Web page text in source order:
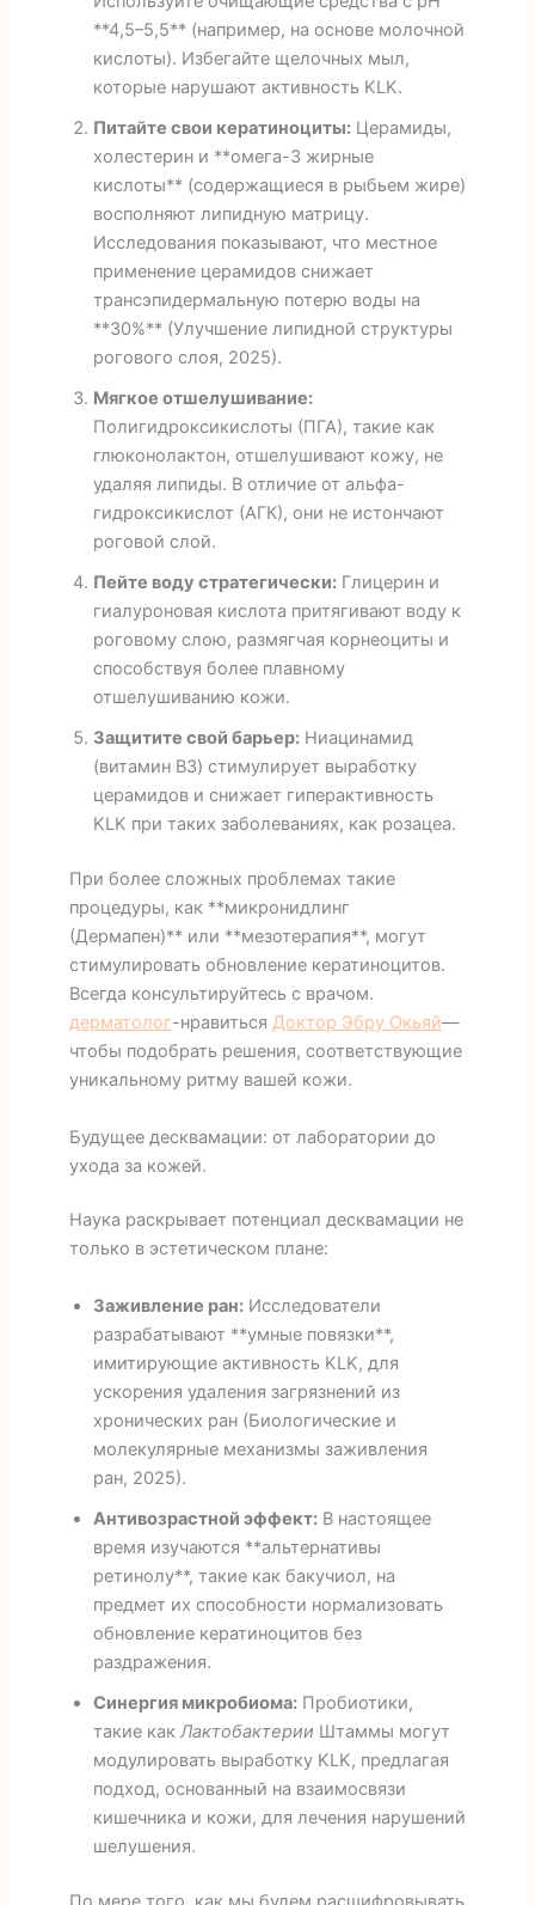
**4,5–5,5** (например, на основе молочной
кислоты). Избегайте щелочных мыл,
которые нарушают активность KLK.
Питайте свои кератиноциты:Церамиды,
холестерин и **омега-3 жирные
кислоты** (содержащиеся в рыбьем жире)
восполняют липидную матрицу.
Исследования показывают, что местное
применение церамидов снижает
трансэпидермальную потерю воды на
**30%** (Улучшение липидной структуры
рогового слоя, 2025).
Мягкое отшелушивание:
Полигидроксикислоты (ПГА), такие как
глюконолактон, отшелушивают кожу, не
удаляя липиды. В отличие от альфа-
гидроксикислот (АГК), они не истончают
роговой слой.
Пейте воду стратегически:Глицерин и
гиалуроновая кислота притягивают воду к
роговому слою, размягчая корнеоциты и
способствуя более плавному
отшелушиванию кожи.
Защитите свой барьер:Ниацинамид
(витамин B3) стимулирует выработку
церамидов и снижает гиперактивность
KLK при таких заболеваниях, как розацеа.
При более сложных проблемах такие
процедуры, как **микронидлинг
(Дермапен)** или **мезотерапия**, могут
стимулировать обновление кератиноцитов.
Всегда консультируйтесь с врачом.
дерматолог-нравиться Доктор Эбру Окьяй—
чтобы подобрать решения, соответствующие
уникальному ритму вашей кожи.
Будущее десквамации: от лаборатории до
ухода за кожей.
Наука раскрывает потенциал десквамации не
только в эстетическом плане:
Заживление ран:Исследователи
разрабатывают **умные повязки**,
имитирующие активность KLK, для
ускорения удаления загрязнений из
хронических ран (Биологические и
молекулярные механизмы заживления
ран, 2025).
Антивозрастной эффект:В настоящее
время изучаются **альтернативы
ретинолу**, такие как бакучиол, на
предмет их способности нормализовать
обновление кератиноцитов без
раздражения.
Синергия микробиома:Пробиотики,
такие какЛактобактерии Штаммы могут
модулировать выработку KLK, предлагая
подход, основанный на взаимосвязи
кишечника и кожи, для лечения нарушений
шелушения.